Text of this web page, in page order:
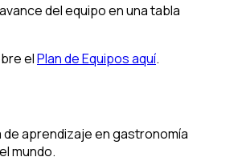
del equipo en una tabla
elPlan de Equipos aquí.
de aprendizaje en gastronomía
mundo.